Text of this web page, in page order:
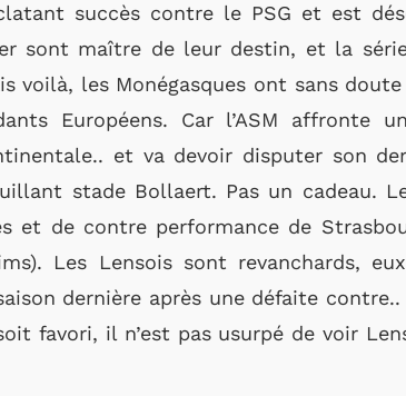
succès contre le PSG et est
sont maître de leur destin, et la
voilà, les Monégasques ont sans
Européens. Car l’ASM affronte
et va devoir disputer son
stade Bollaert. Pas un cadeau.
et de contre performance de
Les Lensois sont revanchards,
dernière après une défaite
favori, il n’est pas usurpé de voir